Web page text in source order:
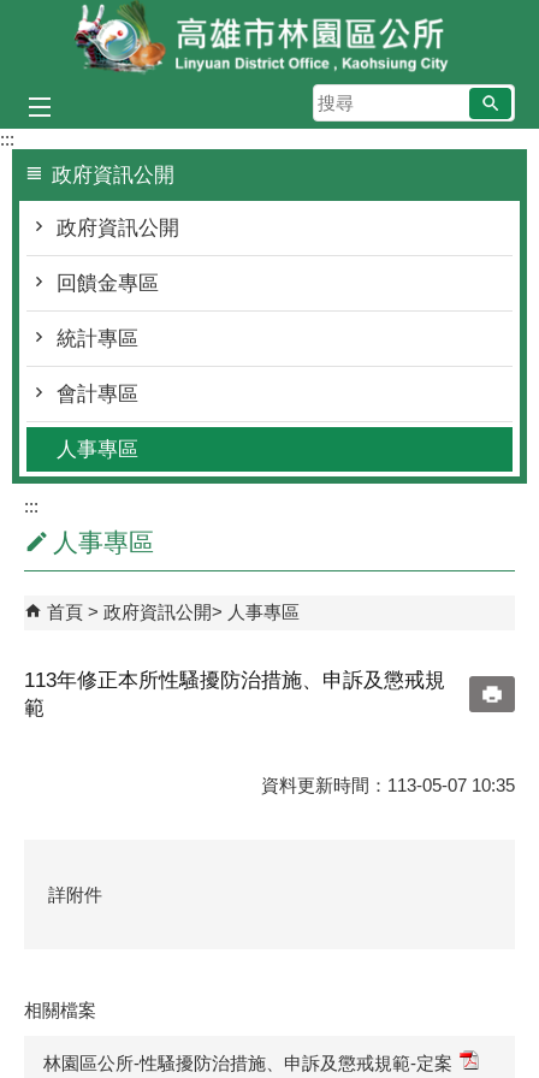
跳到主要內容區塊
搜
尋
:::
政府資訊公開
政府資訊公開
回饋金專區
統計專區
會計專區
人事專區
:::
人事專區
首頁 政府資訊公開 人事專區
113年修正本所性騷擾防治措施、申訴及懲戒規
範
資料更新時間：113-05-07 10:35
詳附件
相關檔案
林園區公所-性騷擾防治措施、申訴及懲戒規範-定案